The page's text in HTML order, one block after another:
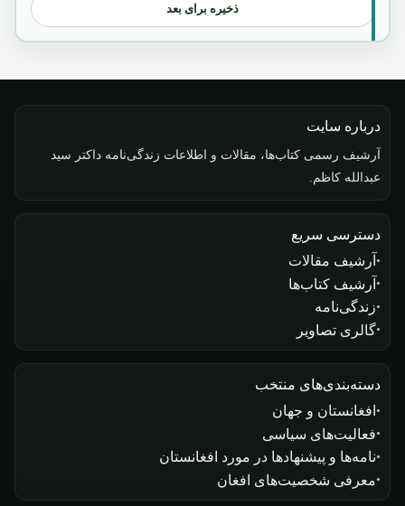
ذخیره برای بعد
درباره سایت
آرشیف رسمی کتاب‌ها، مقالات و اطلاعات زندگی‌نامه داکتر سید
عبدالله کاظم.
دسترسی سریع
آرشیف مقالات
آرشیف کتاب‌ها
زندگی‌نامه
گالری تصاویر
دسته‌بندی‌های منتخب
افغانستان و جهان
فعالیت‌های سیاسی
نامه‌ها و پیشنهادها در مورد افغانستان
معرفی شخصیت‌های افغان